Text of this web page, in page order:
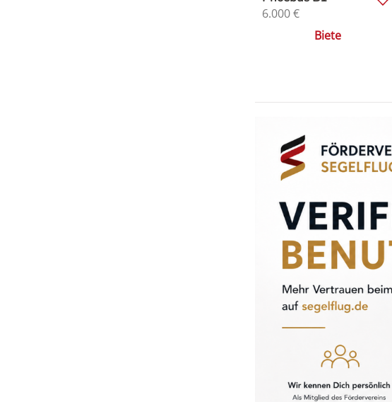
6.000€
Biete